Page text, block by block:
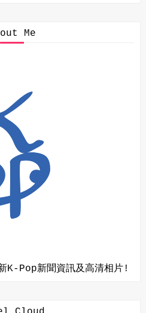
Me
K-Pop新聞資訊及高清相片!